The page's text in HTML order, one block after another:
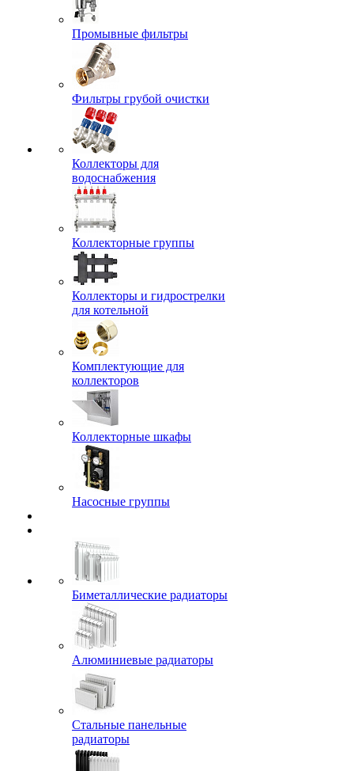
Промывные фильтры
Фильтры грубой очистки
Коллекторы для
водоснабжения
Коллекторные группы
Коллекторы и гидрострелки
для котельной
Комплектующие для
коллекторов
Коллекторные шкафы
Насосные группы
Биметаллические радиаторы
Алюминиевые радиаторы
Стальные панельные
радиаторы